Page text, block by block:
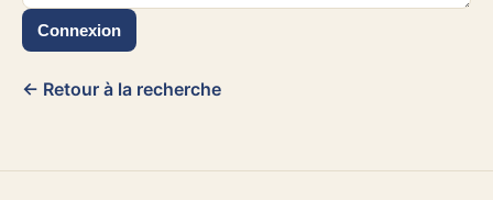
Connexion
← Retour à la recherche